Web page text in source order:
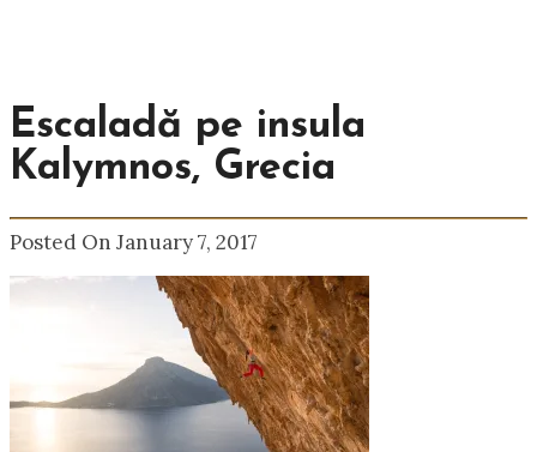
Escaladă pe insula
Kalymnos, Grecia
Posted On January 7, 2017